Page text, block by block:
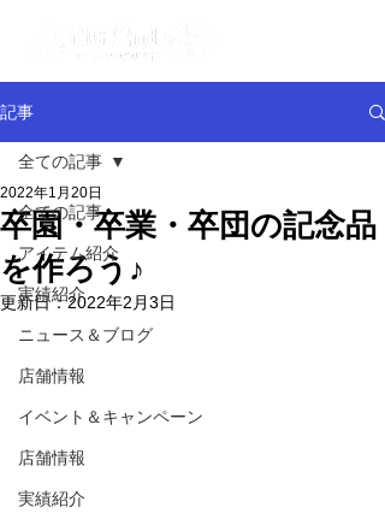
記事
全ての記事
アイテム紹介
実績紹介
ニュース＆ブログ
店舗情報
イベント＆キャンペーン
店舗情報
実績紹介
全ての記事
卒園・卒業・卒団の記念品
を作ろう♪
2022年1月20日
更新日：2022年2月3日